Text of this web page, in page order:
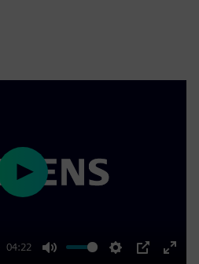
04:22
Play